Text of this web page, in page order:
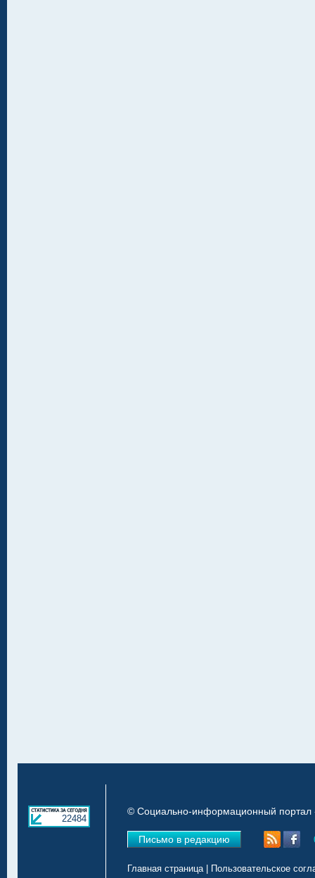
22484
© Социально-информационный портал
Письмо в редакцию
Главная страница| Пользовательское